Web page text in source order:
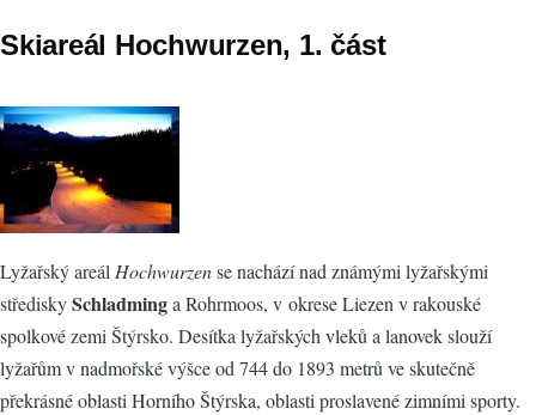
Skiareál Hochwurzen, 1. část
Lyžařský areálHochwurzense nachází nad známými lyžařskými
střediskySchladminga Rohrmoos, v okrese Liezen v rakouské
spolkové zemi Štýrsko. Desítka lyžařských vleků a lanovek slouží
lyžařům v nadmořské výšce od 744 do 1893 metrů ve skutečně
překrásné oblasti Horního Štýrska, oblasti proslavené zimními sporty.